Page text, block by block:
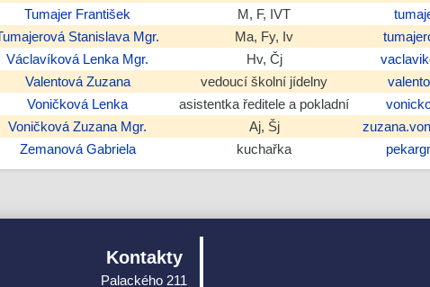
Tumajer František M, F, IVT
Stanislava Mgr. Ma, Fy, Iv
Václavíková Lenka Mgr. Hv, Čj
Valentová Zuzana vedoucí školní jídelny
Voničková Lenka asistentka ředitele a pokladní
Voničková Zuzana Mgr. Aj, Šj
Zemanová Gabriela kuchařka
Kontakty
Palackého 211